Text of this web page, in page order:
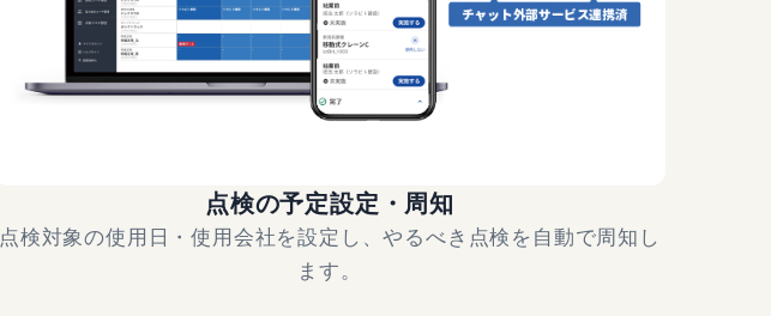
点検の予定設定・周知
点検対象の使用日・使用会社を設定し、やるべき点検を自動で周知し
ます。